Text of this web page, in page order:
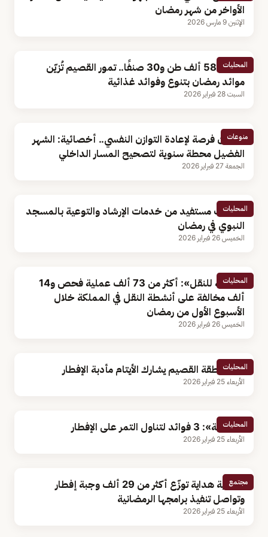
الأواخر من شهر رمضان
الإثنين 9 مارس 2026
المحليات
بنحو 584 ألف طن و30 صنفًا.. تمور القصيم تُزيّن
موائد رمضان بتنوع وفوائد غذائية
السبت 28 فبراير 2026
منوعات
رمضان فرصة لإعادة التوازن النفسي.. أخصائية: الشهر
الفضيل محطة سنوية لتصحيح المسار الداخلي
الجمعة 27 فبراير 2026
المحليات31 ألف مستفيد من خدمات الإرشاد والتوعية بالمسجد
النبوي في رمضان
الخميس 26 فبراير 2026
المحليات
«العامة للنقل»: أكثر من 73 ألف عملية فحص و14
ألف مخالفة على أنشطة النقل في المملكة خلال
الأسبوع الأول من رمضان
الخميس 26 فبراير 2026
المحليات
أمير منطقة القصيم يشارك الأيتام مأدبة الإفطار
الأربعاء 25 فبراير 2026
المحليات
«الصحة»: 3 فوائد لتناول التمر على الإفطار
الأربعاء 25 فبراير 2026
مجتمع
جمعية هداية توزّع أكثر من 29 ألف وجبة إفطار
وتواصل تنفيذ برامجها الرمضانية
الأربعاء 25 فبراير 2026